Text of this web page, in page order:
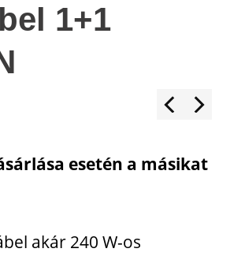
1+1
esetén a másikat
akár 240 W-os